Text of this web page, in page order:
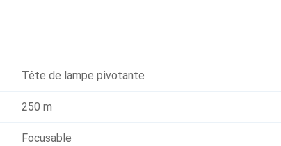
Tête de lampe pivotante
250 m
Focusable